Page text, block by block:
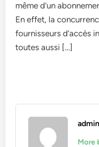
même d’un
En effet, la
fournisseurs d’accès
toutes aussi […]
admin
More